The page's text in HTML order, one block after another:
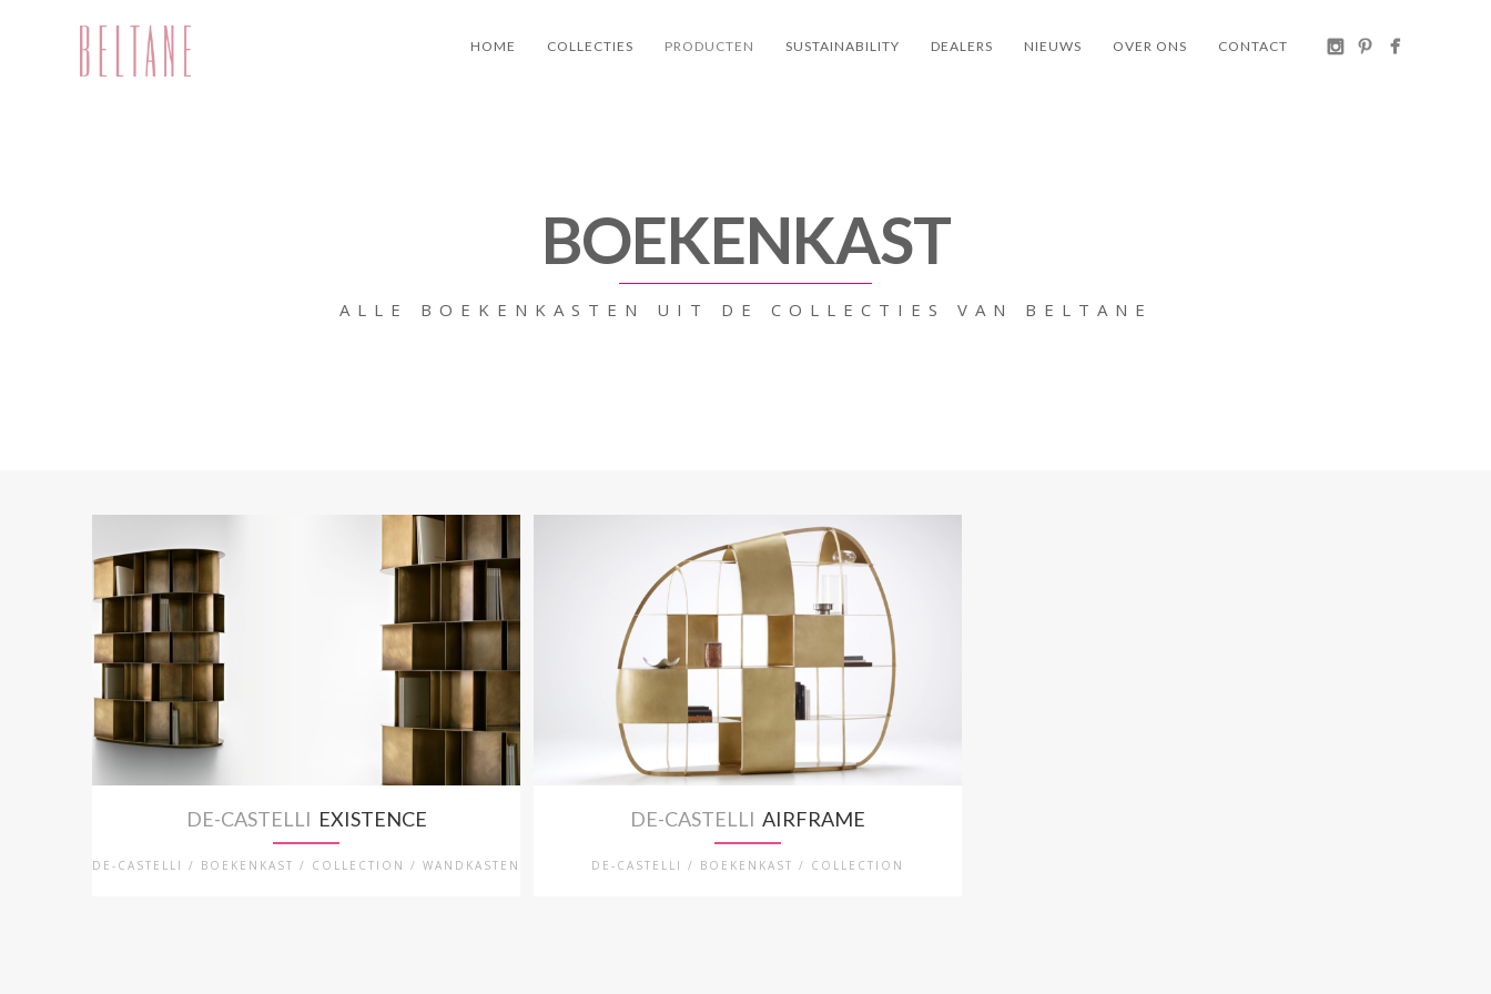
HOME COLLECTIES PRODUCTEN SUSTAINABILITY DEALERS NIEUWS OVER ONS CONTACT
BOEKENKAST
ALLE BOEKENKASTEN UIT DE COLLECTIES VAN BELTANE
DE-CASTELLI EXISTENCE
DE-CASTELLI / BOEKENKAST / COLLECTION / WANDKASTEN
DE-CASTELLI AIRFRAME
DE-CASTELLI / BOEKENKAST / COLLECTION